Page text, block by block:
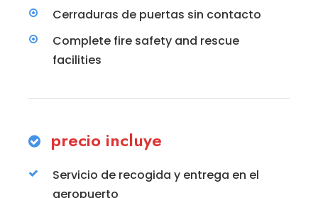
Cerraduras de puertas sin contacto
Complete fire safety and rescue
facilities
precio incluye
Servicio de recogida y entrega en el
aeropuerto